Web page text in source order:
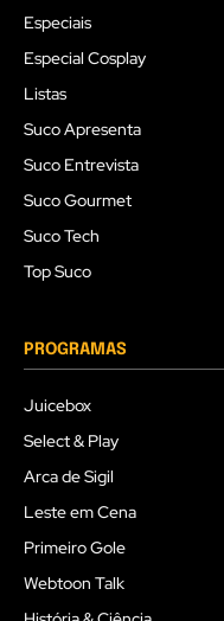
Especiais
Especial Cosplay
Listas
Suco Apresenta
Suco Entrevista
Suco Gourmet
Suco Tech
Top Suco
PROGRAMAS
Juicebox
Select & Play
Arca de Sigil
Leste em Cena
Primeiro Gole
Webtoon Talk